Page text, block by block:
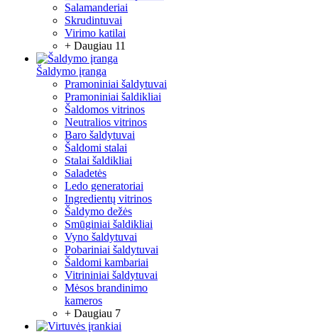
Salamanderiai
Skrudintuvai
Virimo katilai
+ Daugiau 11
Šaldymo įranga
Pramoniniai šaldytuvai
Pramoniniai šaldikliai
Šaldomos vitrinos
Neutralios vitrinos
Baro šaldytuvai
Šaldomi stalai
Stalai šaldikliai
Saladetės
Ledo generatoriai
Ingredientų vitrinos
Šaldymo dežės
Smūginiai šaldikliai
Vyno šaldytuvai
Pobariniai šaldytuvai
Šaldomi kambariai
Vitrininiai šaldytuvai
Mėsos brandinimo
kameros
+ Daugiau 7